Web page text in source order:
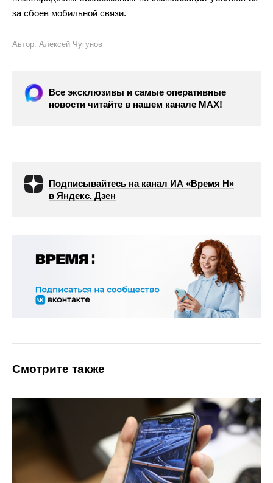
за сбоев мобильной связи.
Автор: Алексей Чугунов
Все эксклюзивы и самые оперативные
новости читайте в нашем канале МАХ!
Подписывайтесь на канал ИА «Время Н»
в Яндекс. Дзен
Смотрите также